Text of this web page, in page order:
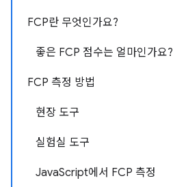
FCP란 무엇인가요?
좋은 FCP 점수는 얼마인가요?
FCP 측정 방법
현장 도구
실험실 도구
JavaScript에서 FCP 측정